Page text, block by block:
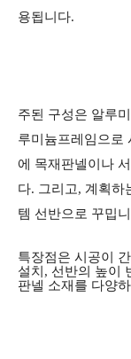
용됩니다.
주된 구성은 알루
루미늄프레임으로
에 목재판넬이나
다. 그리고, 계획하
템 선반으로 꾸밉
특장점은 시공이
설치, 선반의 높이
판넬 소재를 다양